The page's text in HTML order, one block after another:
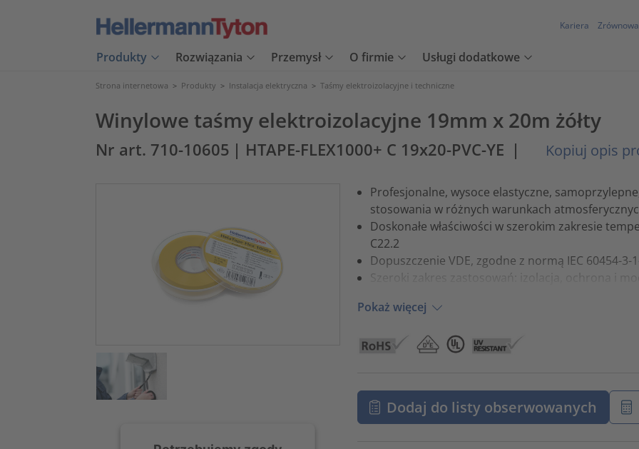
Kariera
Produkty Rozwiązania Przemysł O firmie Usługi dodatkowe
Strona internetowa > Produkty > Instalacja elektryczna > Taśmy elektroizolacyjne i techniczne
Winylowe taśmy elektroizolacyjne 19mm x 20m żółty
Nr art. 710-10605 | HTAPE-FLEX1000+ C 19x20-PVC-YE | Kopiuj opis
Profesjonalne, wysoce elastyczne,
stosowania w różnych warunkach
Doskonałe właściwości w szerokim zakresie
C22.2
Dopuszczenie VDE, zgodne z normą IEC 60454-3-
Szeroki zakres zastosowań: izolacja, ochrona i
Pokaż więcej
Dodaj do listy obserwowanych